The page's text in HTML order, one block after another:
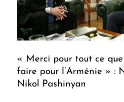
« Merci pour tout ce que
faire pour l’Arménie » :
Nikol Pashinyan